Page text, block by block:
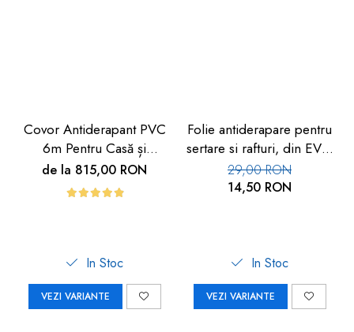
Covor Antiderapant PVC
6m Pentru Casă și
Exterior | Carboysafety
de la 815,00 RON
In Stoc
VEZI VARIANTE
Folie antiderapare pentru
sertare si rafturi, din EVA,
1.5m
29,00 RON
14,50 RON
In Stoc
VEZI VARIANTE